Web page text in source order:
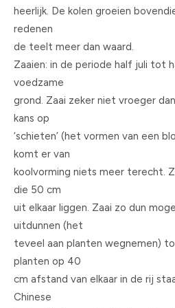
heerlijk. De kolen groeien
redenen
de teelt meer dan waard.
Zaaien: in de periode half juli tot
voedzame
grond. Zaai zeker niet vroeger
kans op
‘schieten’ (het vormen van een
komt er van
koolvorming niets meer terecht.
die 50 cm
uit elkaar liggen. Zaai zo dun
uitdunnen (het
teveel aan planten wegnemen)
planten op 40
cm afstand van elkaar in de rij
Chinese